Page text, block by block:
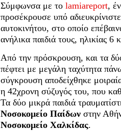
Σύμφωνσα με το lamiareport,
προσέκρουσε υπό
αυτοκινήτου, στο οποίο
ανήλικα παιδιά τους, ηλικίας 6
Από την πρόσκρουση, και τα
πέφτει με μεγάλη ταχύτητα
σύγκρουση αποδείχθηκε
η 42χρονη σύζυγός του, που
Τα δύο μικρά παιδιά
Νοσοκομείο Παίδων στην
Νοσοκομείο Χαλκίδας.